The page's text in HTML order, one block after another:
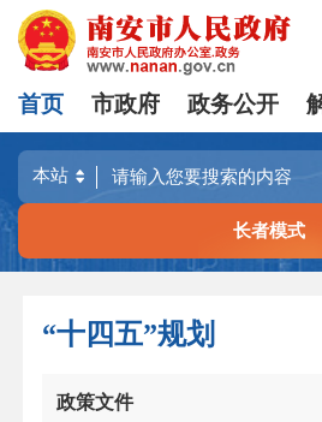
首页 市政府 政务公开
长者模式
“十四五”规划
政策文件